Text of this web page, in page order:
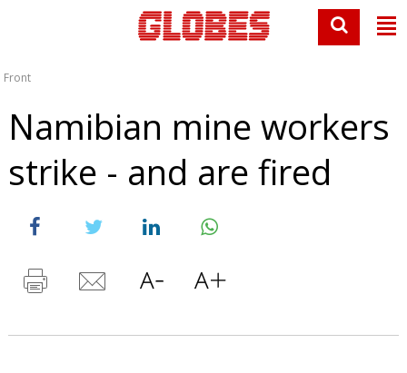
Front
Namibian mine workers
strike - and are fired